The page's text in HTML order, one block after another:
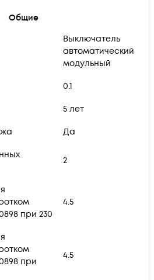
Общие
Выключатель
автоматический
модульный
0.1
5 лет
Да
2
при 230
4.5
при
4.5